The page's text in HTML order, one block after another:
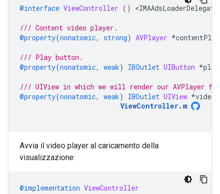
@interface ViewController () <IMAAdsLoaderDelegate
/// Content video player.
@property(nonatomic, strong) AVPlayer *
/// Play button.
@property(nonatomic, weak) IBOutlet UIButton *
/// UIView in which we will render our AVPlayer
@property(nonatomic, weak) IBOutlet UIView *
ViewController. m
Avvia il video player al caricamento della
visualizzazione:
@implementation ViewController